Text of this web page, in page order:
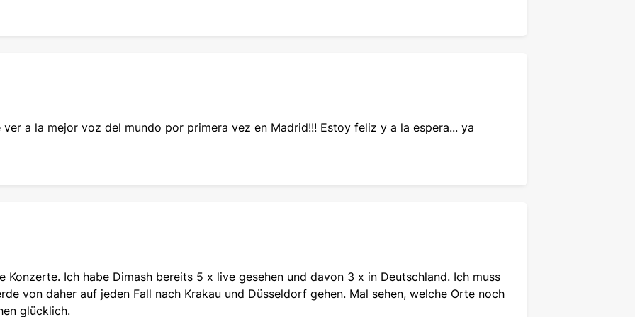
a la mejor voz del mundo por primera vez en Madrid!!! Estoy feliz y a la espera... ya
Konzerte. Ich habe Dimash bereits 5 x live gesehen und davon 3 x in Deutschland. Ich muss
von daher auf jeden Fall nach Krakau und Düsseldorf gehen. Mal sehen, welche Orte noch
glücklich.